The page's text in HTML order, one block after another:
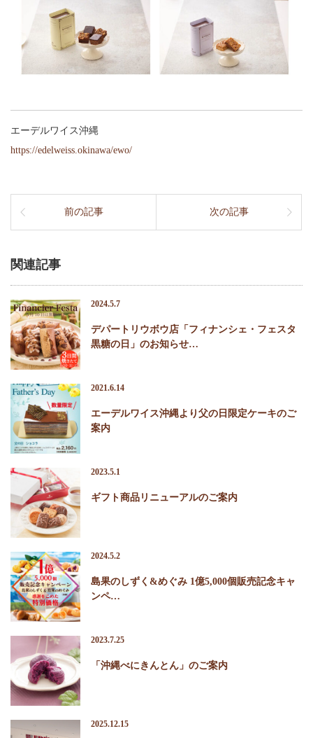
エーデルワイス沖縄
https://edelweiss.okinawa/ewo/
前の記事 次の記事
関連記事
2024.5.7
デパートリウボウ店「フィナンシェ・フェスタ
黒糖の日」のお知らせ…
2021.6.14
エーデルワイス沖縄より父の日限定ケーキのご
案内
2023.5.1
ギフト商品リニューアルのご案内
2024.5.2
島果のしずく&めぐみ 1億5,000個販売記念キャ
ンペ…
2023.7.25
「沖縄べにきんとん」のご案内
2025.12.15